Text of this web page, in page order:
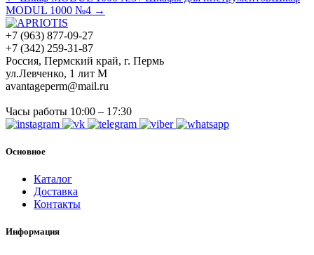
MODUL 1000 №4 →
+7 (963) 877-09-27
+7 (342) 259-31-87
Россия, Пермский край, г. Пермь
ул.Левченко, 1 лит М
avantageperm@mail.ru
Часы работы 10:00 – 17:30
Основное
Каталог
Доставка
Контакты
Информация